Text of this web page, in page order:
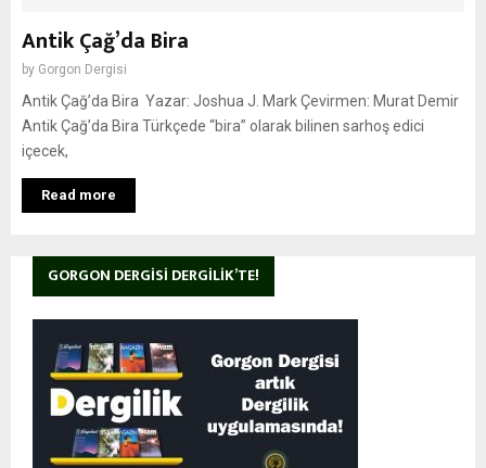
Antik Çağ’da Bira
by Gorgon Dergisi
Antik Çağ’da Bira Yazar: Joshua J. Mark Çevirmen: Murat Demir
Antik Çağ’da Bira Türkçede “bira” olarak bilinen sarhoş edici
içecek,
Read more
GORGON DERGISI DERGILIK’TE!